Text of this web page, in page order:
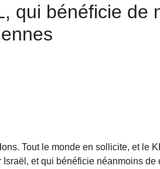
qui bénéficie de
Tout le monde en sollicite, et le
et qui bénéficie néanmoins